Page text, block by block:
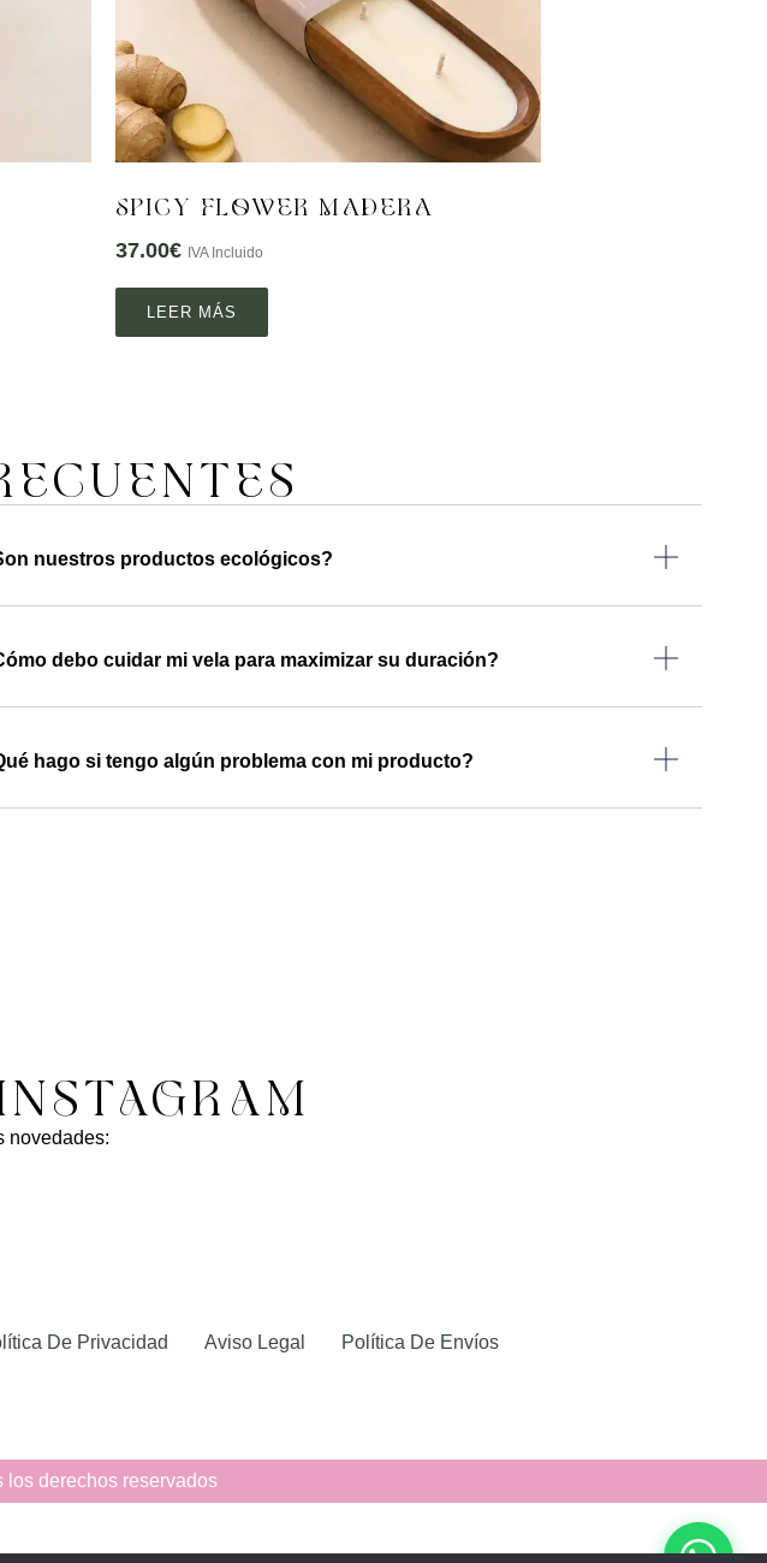
SPICY FLOWER MADERA
37.00€ IVA Incluido
LEER MÁS
nuestros productos ecológicos?
debo cuidar mi vela para maximizar su duración?
hago si tengo algún problema con mi producto?
novedades:
De Privacidad Aviso Legal Política De Envíos
los derechos reservados